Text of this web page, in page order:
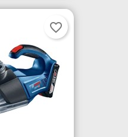
favorite_border